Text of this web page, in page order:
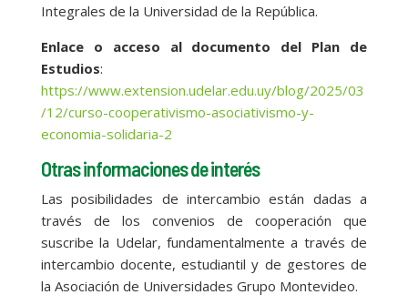
Integrales de la Universidad de la República.
Enlace o acceso al documento del Plan de
Estudios:
https://www.extension.udelar.edu.uy/blog/2025/03
/12/curso-cooperativismo-asociativismo-y-
economia-solidaria-2
Otras informaciones de interés
Las posibilidades de intercambio están dadas a
través de los convenios de cooperación que
suscribe la Udelar, fundamentalmente a través de
intercambio docente, estudiantil y de gestores de
la Asociación de Universidades Grupo Montevideo.